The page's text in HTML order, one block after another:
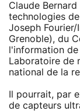
Claude
technologies
Joseph
Grenoble), du
l'information
Laboratoire de
national de la
Il pourrait, par
de capteurs